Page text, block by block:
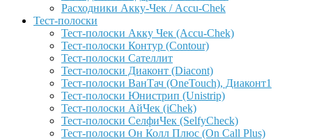
Расходники Акку-Чек / Accu-Chek
Тест-полоски
Тест-полоски Акку Чек (Accu-Chek)
Тест-полоски Контур (Contour)
Тест-полоски Сателлит
Тест-полоски Диаконт (Diacont)
Тест-полоски ВанТач (OneTouch), Диаконт1
Тест-полоски Юнистрип (Unistrip)
Тест-полоски АйЧек (iChek)
Тест-полоски СелфиЧек (SelfyCheck)
Тест-полоски Он Колл Плюс (On Call Plus)